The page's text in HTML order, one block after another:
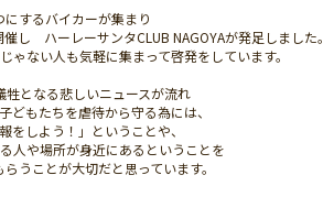
するバイカーが集まり
し ハーレーサンタCLUB NAGOYAが発足しました。
ない人も気軽に集まって啓発をしています。
となる悲しいニュースが流れ
どもたちを虐待から守る為には、
をしよう！」ということや、
人や場所が身近にあるということを
うことが大切だと思っています。